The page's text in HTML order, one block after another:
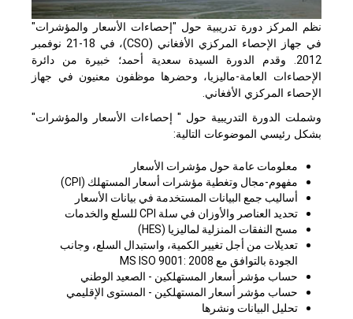
نظم المركز دورة تدريبية حول "إحصاءات الأسعار والمؤشرات"
في جهاز الإحصاء المركزي الأفغاني (CSO)، في 18-21 نوفمبر
2012. وقدم الدورة السيدة سعدية أحمد؛ خبيرة من دائرة
الإحصاءات العامة-ماليزيا، وحضرها موظفون معنيون في جهاز
الإحصاء المركزي الأفغاني.
وشملت الدورة التدريبية حول " إحصاءات الأسعار والمؤشرات"
بشكل رئيسي الموضوعات التالية:
معلومات عامة حول مؤشرات الأسعار
مفهوم-مجال وتغطية مؤشرات أسعار المستهلك (CPI)
أساليب جمع البيانات المستخدمة في بيانات الأسعار
تحديد العناصر والأوزان في سلة CPI للسلع والخدمات
مسح النفقات المنزلية لماليزيا (HES)
تعديلات من أجل تغيير الكمية، واستبدال السلع، وجانب
الجودة بالتوافق مع MS ISO 9001: 2008
حساب مؤشر أسعار المستهلكين - الصعيد الوطني
حساب مؤشر أسعار المستهلكين - المستوى الإقليمي
تحليل البيانات ونشرها